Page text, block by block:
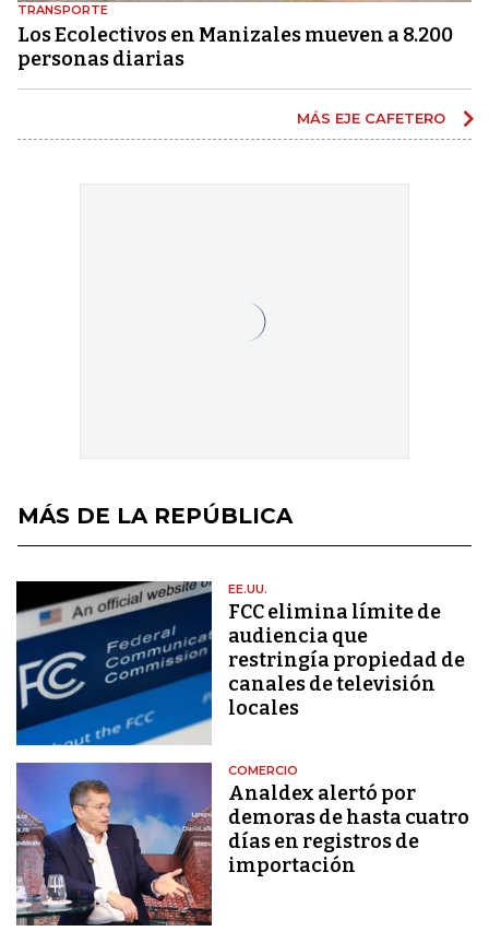
TRANSPORTE
Los Ecolectivos en Manizales mueven a 8.200
personas diarias
MÁS EJE CAFETERO
MÁS DE LA REPÚBLICA
EE.UU.
FCC elimina límite de
audiencia que
restringía propiedad de
canales de televisión
locales
COMERCIO
Analdex alertó por
demoras de hasta cuatro
días en registros de
importación